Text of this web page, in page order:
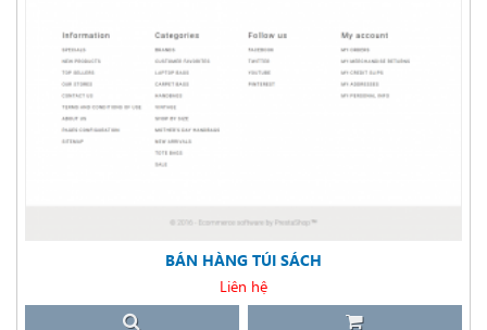
BÁN HÀNG TÚI SÁCH
Liên hệ